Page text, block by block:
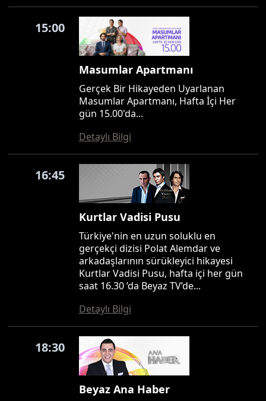
15:00
Masumlar Apartmanı
Gerçek Bir Hikayeden Uyarlanan
Masumlar Apartmanı, Hafta İçi Her
gün 15.00'da...
Detaylı Bilgi
16:45
Kurtlar Vadisi Pusu
Türkiye'nin en uzun soluklu en
gerçekçi dizisi Polat Alemdar ve
arkadaşlarının sürükleyici hikayesi
Kurtlar Vadisi Pusu, hafta içi her gün
saat 16.30 ’da Beyaz TV’de...
Detaylı Bilgi
18:30
Beyaz Ana Haber